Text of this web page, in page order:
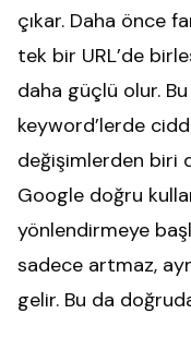
çıkar. Daha önce
tek bir URL’de
daha güçlü olur.
keyword’lerde
değişimlerden biri
Google doğru
yönlendirmeye
sadece artmaz,
gelir. Bu da